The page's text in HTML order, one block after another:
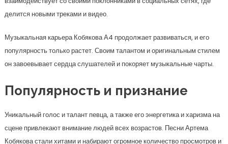
делится новыми треками и видео.
Музыкальная карьера Кобякова А4 продолжает развиваться, и его
популярность только растет. Своим талантом и оригинальным стилем
он завоевывает сердца слушателей и покоряет музыкальные чарты.
Популярность и признание
Уникальный голос и талант певца, а также его энергетика и харизма на
сцене привлекают внимание людей всех возрастов. Песни Артема
Кобякова стали хитами и набирают огромное количество просмотров и